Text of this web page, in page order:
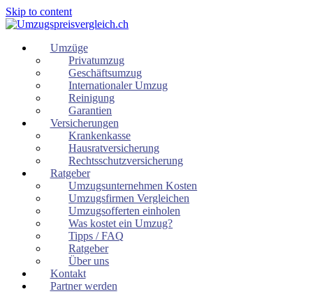
Skip to content
Umzüge
Privatumzug
Geschäftsumzug
Internationaler Umzug
Reinigung
Garantien
Versicherungen
Krankenkasse
Hausratversicherung
Rechtsschutzversicherung
Ratgeber
Umzugsunternehmen Kosten
Umzugsfirmen Vergleichen
Umzugsofferten einholen
Was kostet ein Umzug?
Tipps / FAQ
Ratgeber
Über uns
Kontakt
Partner werden